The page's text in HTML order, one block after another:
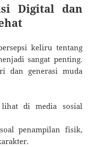
Digital dan
keliru tentang
sangat penting.
dan generasi muda
di media sosial
penampilan fisik,